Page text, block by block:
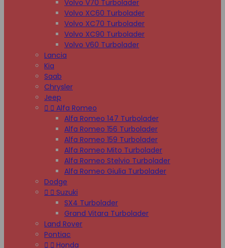
Volvo V70 Turbolader
Volvo XC60 Turbolader
Volvo XC70 Turbolader
Volvo XC90 Turbolader
Volvo V60 Turbolader
Lancia
Kia
Saab
Chrysler
Jeep
  Alfa Romeo
Alfa Romeo 147 Turbolader
Alfa Romeo 156 Turbolader
Alfa Romeo 159 Turbolader
Alfa Romeo Mito Turbolader
Alfa Romeo Stelvio Turbolader
Alfa Romeo Giulia Turbolader
Dodge
  Suzuki
SX4 Turbolader
Grand Vitara Turbolader
Land Rover
Pontiac
  Honda